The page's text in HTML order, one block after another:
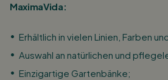
MaximaVida:
Erhältlich in vielen Linien, Farben
Auswahl an natürlichen und
Einzigartige Gartenbänke;